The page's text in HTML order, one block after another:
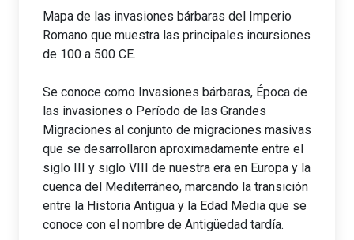
Mapa de las invasiones bárbaras del Imperio
Romano que muestra las principales incursiones
de 100 a 500 CE.
Se conoce como Invasiones bárbaras, Época de
las invasiones o Período de las Grandes
Migraciones al conjunto de migraciones masivas
que se desarrollaron aproximadamente entre el
siglo III y siglo VIII de nuestra era en Europa y la
cuenca del Mediterráneo, marcando la transición
entre la Historia Antigua y la Edad Media que se
conoce con el nombre de Antigüedad tardía.